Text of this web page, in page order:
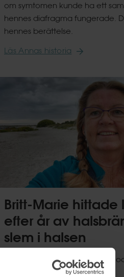
om symtomen kunde ha ett
hennes diafragma fungerade.
hennes berättelse.
Läs Annas historia
Britt-Marie hittade
efter år av
slem i halsen
Efter att ha lidit av halsbränna
många år, och utan att starka